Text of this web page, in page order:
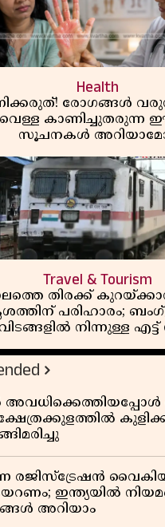
Health
രോഗങ്ങൾ
കാണിച്ചുതരുന്ന
സൂചനകൾ
Travel & Tourism
തിരക്ക്
പരിഹാരം;
നിന്നുള്ള
രജിസ്ട്രേഷൻ
ഇന്ത്യയിൽ
അറിയാം